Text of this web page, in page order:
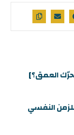
العمق؟]
النفسي